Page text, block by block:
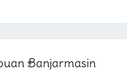
Banjarmasin